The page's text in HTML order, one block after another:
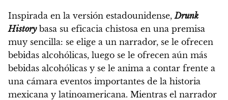
Inspirada en la versión estadounidense,Drunk
Historybasa su eficacia chistosa en una premisa
muy sencilla: se elige a un narrador, se le ofrecen
bebidas alcohólicas, luego se le ofrecen aún más
bebidas alcohólicas y se le anima a contar frente a
una cámara eventos importantes de la historia
mexicana y latinoamericana. Mientras el narrador